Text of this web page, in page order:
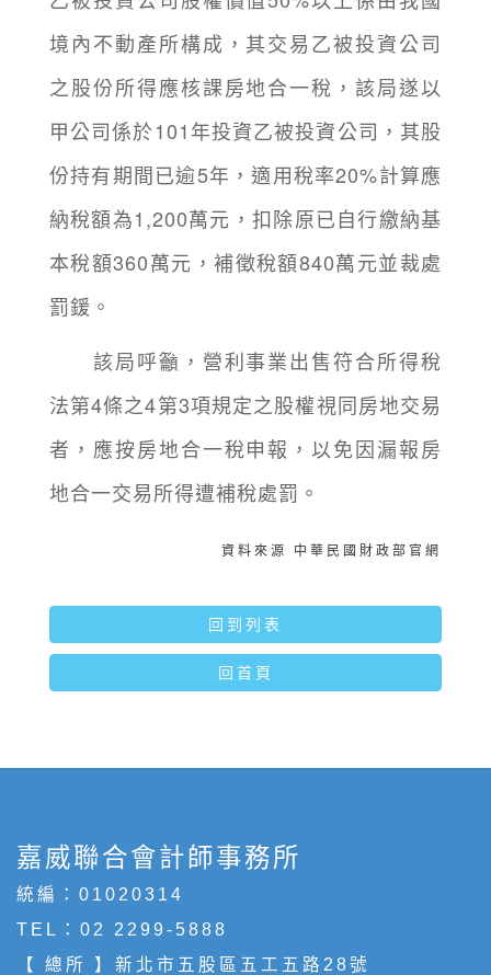
境內不動產所構成，其交易乙被投資公司
之股份所得應核課房地合一稅，該局遂以
甲公司係於101年投資乙被投資公司，其股
份持有期間已逾5年，適用稅率20%計算應
納稅額為1,200萬元，扣除原已自行繳納基
本稅額360萬元，補徵稅額840萬元並裁處
罰鍰。
該局呼籲，營利事業出售符合所得稅
法第4條之4第3項規定之股權視同房地交易
者，應按房地合一稅申報，以免因漏報房
地合一交易所得遭補稅處罰。
資料來源 中華民國財政部官網
回到列表
回首頁
嘉威聯合會計師事務所
統編：01020314
TEL： 02 2299-5888
【 總所 】新北市五股區五工五路28號